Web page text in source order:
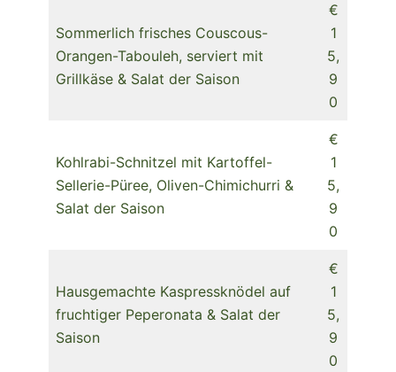
Sommerlich frisches Couscous-
Orangen-Tabouleh, serviert mit
Grillkäse & Salat der Saison
€
1
5,
9
0
Kohlrabi-Schnitzel mit Kartoffel-
Sellerie-Püree, Oliven-Chimichurri &
Salat der Saison
€
1
5,
9
0
Hausgemachte Kaspressknödel auf
fruchtiger Peperonata & Salat der
Saison
€
1
5,
9
0